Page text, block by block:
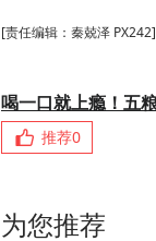
[责任编辑：秦兢泽 PX242]
喝一口就上瘾！五
推荐0
为您推荐